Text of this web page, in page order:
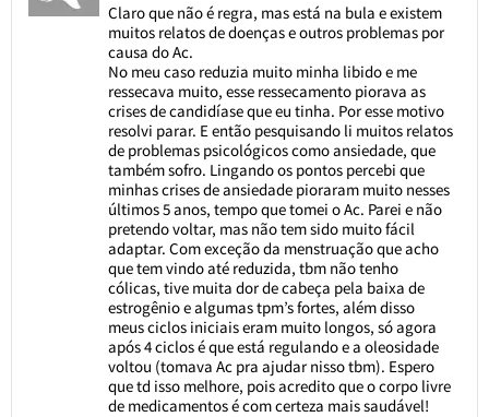
Claro que não é regra, mas está na bula e existem
muitos relatos de doenças e outros problemas por
causa do Ac.
No meu caso reduzia muito minha libido e me
ressecava muito, esse ressecamento piorava as
crises de candidíase que eu tinha. Por esse motivo
resolvi parar. E então pesquisando li muitos relatos
de problemas psicológicos como ansiedade, que
também sofro. Lingando os pontos percebi que
minhas crises de ansiedade pioraram muito nesses
últimos 5 anos, tempo que tomei o Ac. Parei e não
pretendo voltar, mas não tem sido muito fácil
adaptar. Com exceção da menstruação que acho
que tem vindo até reduzida, tbm não tenho
cólicas, tive muita dor de cabeça pela baixa de
estrogênio e algumas tpm’s fortes, além disso
meus ciclos iniciais eram muito longos, só agora
após 4 ciclos é que está regulando e a oleosidade
voltou (tomava Ac pra ajudar nisso tbm). Espero
que td isso melhore, pois acredito que o corpo livre
de medicamentos é com certeza mais saudável!